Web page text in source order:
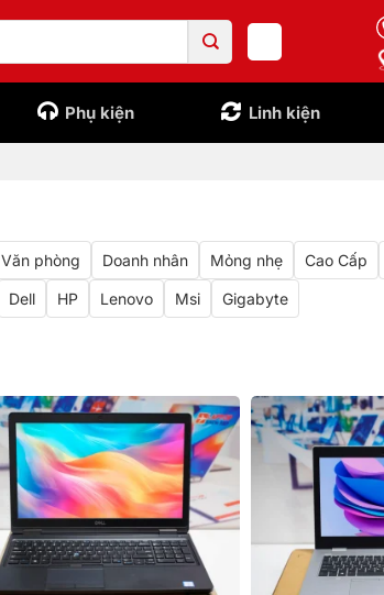
Phụ kiện Linh kiện
Văn phòng Doanh nhân Mỏng nhẹ Cao Cấp
Dell HP Lenovo Msi Gigabyte